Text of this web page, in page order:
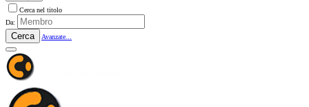
Cerca nel titolo
Da:
Cerca Avanzate...